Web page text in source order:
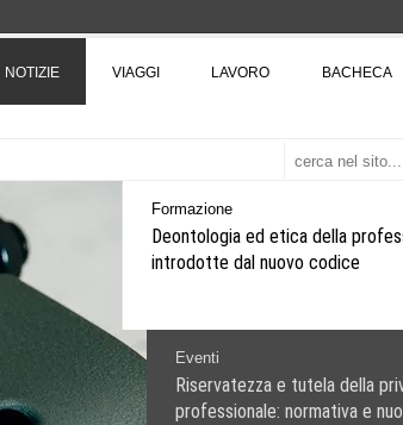
NOTIZIE VIAGGI LAVORO BACHECA
Formazione
Deontologia ed etica della
introdotte dal nuovo codice
Eventi
Riservatezza e tutela della
professionale: normativa e
la realizzazione di una mostra